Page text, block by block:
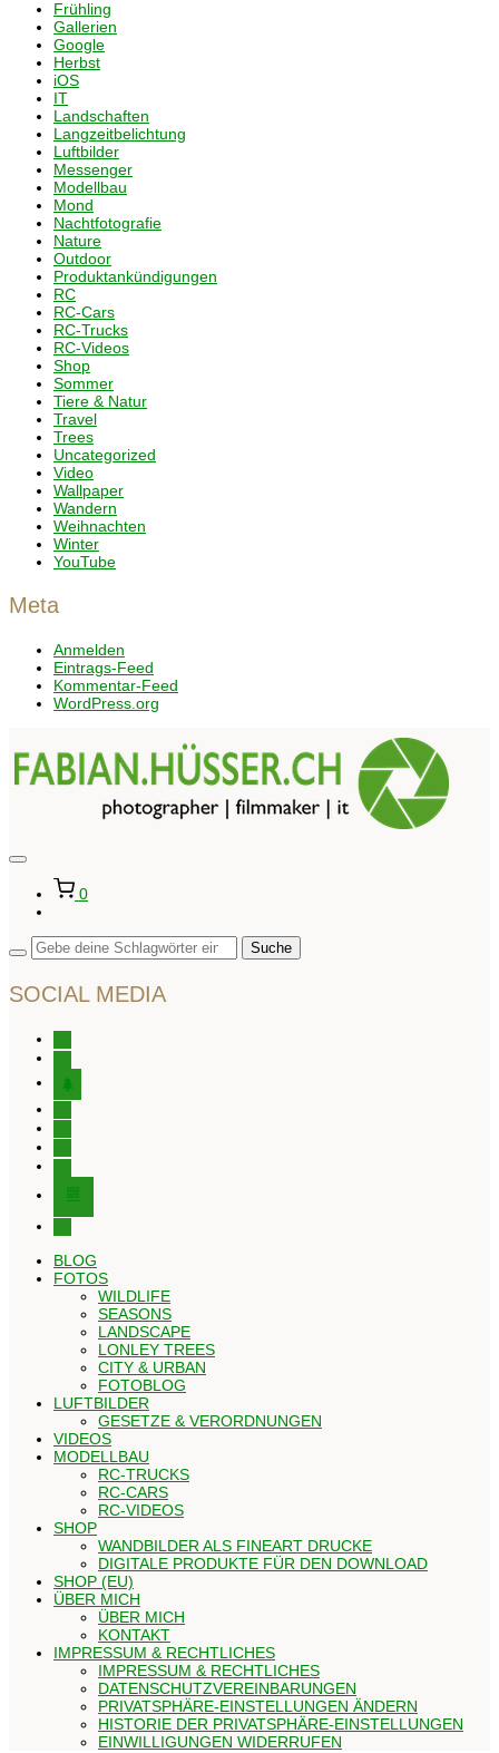
Frühling
Gallerien
Google
Herbst
iOS
IT
Landschaften
Langzeitbelichtung
Luftbilder
Messenger
Modellbau
Mond
Nachtfotografie
Nature
Outdoor
Produktankündigungen
RC
RC-Cars
RC-Trucks
RC-Videos
Shop
Sommer
Tiere & Natur
Travel
Trees
Uncategorized
Video
Wallpaper
Wandern
Weihnachten
Winter
YouTube
Meta
Anmelden
Eintrags-Feed
Kommentar-Feed
WordPress.org
Seitenleiste
Navigation
umschalten
0
SOCIAL MEDIA
facebook
tree
x
pinterest
editor-
kitchensink
BLOG
FOTOS
WILDLIFE
SEASONS
LANDSCAPE
LONLEY TREES
CITY & URBAN
FOTOBLOG
LUFTBILDER
GESETZE & VERORDNUNGEN
VIDEOS
MODELLBAU
RC-TRUCKS
RC-CARS
RC-VIDEOS
SHOP
WANDBILDER ALS FINEART DRUCKE
DIGITALE PRODUKTE FÜR DEN DOWNLOAD
SHOP (EU)
ÜBER MICH
ÜBER MICH
KONTAKT
IMPRESSUM & RECHTLICHES
IMPRESSUM & RECHTLICHES
DATENSCHUTZVEREINBARUNGEN
PRIVATSPHÄRE-EINSTELLUNGEN ÄNDERN
HISTORIE DER PRIVATSPHÄRE-EINSTELLUNGEN
EINWILLIGUNGEN WIDERRUFEN